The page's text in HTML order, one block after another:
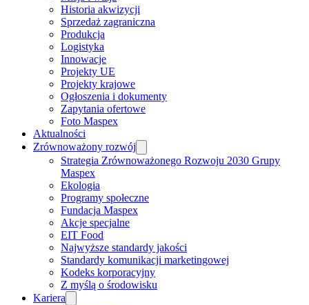
Historia akwizycji
Sprzedaż zagraniczna
Produkcja
Logistyka
Innowacje
Projekty UE
Projekty krajowe
Ogłoszenia i dokumenty
Zapytania ofertowe
Foto Maspex
Aktualności
Zrównoważony rozwój
Strategia Zrównoważonego Rozwoju 2030 Grupy
Maspex
Ekologia
Programy społeczne
Fundacja Maspex
Akcje specjalne
EIT Food
Najwyższe standardy jakości
Standardy komunikacji marketingowej
Kodeks korporacyjny
Z myślą o środowisku
Kariera